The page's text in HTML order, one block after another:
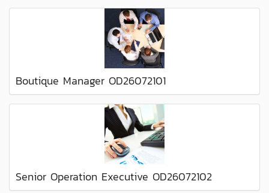
Boutique Manager OD26072101
Senior Operation Executive OD26072102